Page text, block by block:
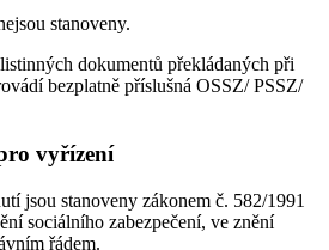
stanoveny.
dokumentů překládaných při
bezplatně příslušná OSSZ/ PSSZ/
vyřízení
jsou stanoveny zákonem č. 582/1991
sociálního zabezpečení, ve znění
řádem.